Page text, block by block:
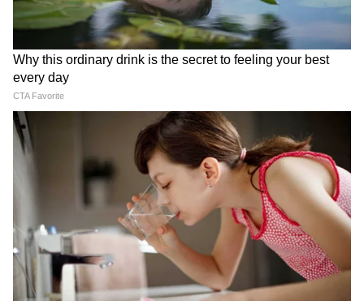
পঞ্চতরণী = পঞ্চতত্ত্ব ত্যাগ
গুহা = মোহ-মায়া ত্যাগ
ভক্তদের বিশ্বাস:
যে একবার অমরনাথ দর্শন করে, তার জন্ম-মৃত্যুর
চক্র কাটে। বরফের শিবলিঙ্গ ছুঁলে সব পাপ ধুয়ে
যায়। গুহার জল খেলে রোগ সারে।